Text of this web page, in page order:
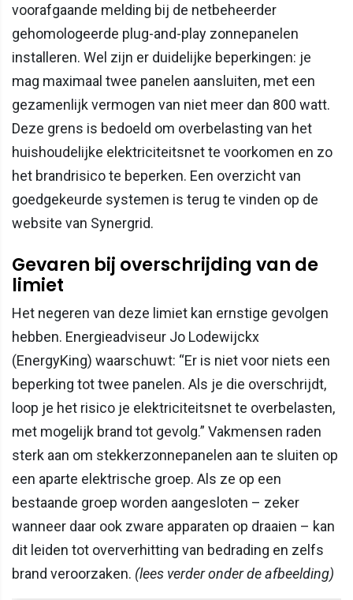
voorafgaande melding bij de netbeheerder
gehomologeerde plug-and-play zonnepanelen
installeren. Wel zijn er duidelijke beperkingen: je
mag maximaal twee panelen aansluiten, met een
gezamenlijk vermogen van niet meer dan 800 watt.
Deze grens is bedoeld om overbelasting van het
huishoudelijke elektriciteitsnet te voorkomen en zo
het brandrisico te beperken. Een overzicht van
goedgekeurde systemen is terug te vinden op de
website van Synergrid.
Gevaren bij overschrijding van de
limiet
Het negeren van deze limiet kan ernstige gevolgen
hebben. Energieadviseur Jo Lodewijckx
(EnergyKing) waarschuwt: “Er is niet voor niets een
beperking tot twee panelen. Als je die overschrijdt,
loop je het risico je elektriciteitsnet te overbelasten,
met mogelijk brand tot gevolg.” Vakmensen raden
sterk aan om stekkerzonnepanelen aan te sluiten op
een aparte elektrische groep. Als ze op een
bestaande groep worden aangesloten – zeker
wanneer daar ook zware apparaten op draaien – kan
dit leiden tot oververhitting van bedrading en zelfs
brand veroorzaken. (lees verder onder de afbeelding)